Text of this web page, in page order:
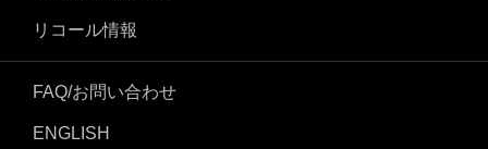
リコール情報
FAQ/お問い合わせ
ENGLISH